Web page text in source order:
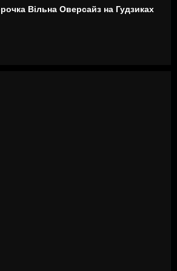
Вільна Оверсайз на Гудзиках